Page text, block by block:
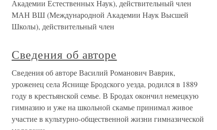
Академии Естественных Наук), действительный член
МАН ВШ (Международной Академии Наук Высшей
Школы), действительный член
Сведения об авторе
Сведения об авторе Василий Романович Ваврик,
уроженец села Яснище Бродского уезда, родился в 1889
году в крестьянской семье. В Бродах окончил немецкую
гимназию и уже на школьной скамье принимал живое
участие в культурно-общественной жизни гимназической